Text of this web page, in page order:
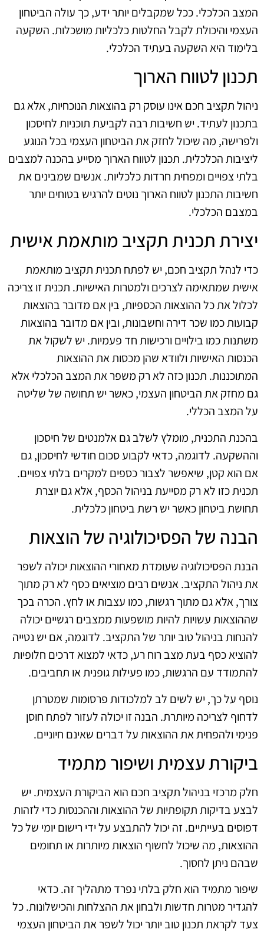
המצב הכלכלי. ככל שמקבלים יותר ידע, כך עולה הביטחון
העצמי והיכולת לקבל החלטות כלכליות מושכלות. השקעה
בלימוד היא השקעה בעתיד הכלכלי.
תכנון לטווח הארוך
ניהול תקציב חכם אינו עוסק רק בהוצאות הנוכחיות, אלא גם
בתכנון לעתיד. יש חשיבות רבה לקביעת תוכניות לחיסכון
ולפרישה, מה שיכול לחזק את הביטחון העצמי בכל הנוגע
ליציבות הכלכלית. תכנון לטווח הארוך מסייע בהכנה למצבים
בלתי צפויים ומפחית חרדות כלכליות. אנשים שמבינים את
חשיבות התכנון לטווח הארוך נוטים להרגיש בטוחים יותר
במצבם הכלכלי.
יצירת תכנית תקציב מותאמת אישית
כדי לנהל תקציב חכם, יש לפתח תכנית תקציב מותאמת
אישית שמתאימה לצרכים ולמטרות האישיות. תכנית זו צריכה
לכלול את כל ההוצאות הכספיות, בין אם מדובר בהוצאות
קבועות כמו שכר דירה וחשבונות, ובין אם מדובר בהוצאות
משתנות כמו בילויים ורכישות חד פעמיות. יש לשקול את
הכנסות האישיות ולוודא שהן מכסות את ההוצאות
המתוכננות. תכנון כזה לא רק משפר את המצב הכלכלי אלא
גם מחזק את הביטחון העצמי, כאשר יש תחושה של שליטה
על המצב הכללי.
בהכנת התכנית, מומלץ לשלב גם אלמנטים של חיסכון
וההשקעה. לדוגמה, כדאי לקבוע סכום חודשי לחיסכון, גם
אם הוא קטן, שיאפשר לצבור כספים למקרים בלתי צפויים.
תכנית כזו לא רק מסייעת בניהול הכסף, אלא גם יוצרת
תחושת ביטחון כאשר יש רשת ביטחון כלכלית.
הבנה של הפסיכולוגיה של הוצאות
הבנת הפסיכולוגיה שעומדת מאחורי ההוצאות יכולה לשפר
את ניהול התקציב. אנשים רבים מוציאים כסף לא רק מתוך
צורך, אלא גם מתוך רגשות, כמו עצבות או לחץ. הכרה בכך
שההוצאות עשויות להיות מושפעות ממצבים רגשיים יכולה
להנחות בניהול טוב יותר של התקציב. לדוגמה, אם יש נטייה
להוציא כסף בעת מצב רוח רע, כדאי למצוא דרכים חלופיות
להתמודד עם הרגשות, כמו פעילות גופנית או תחביבים.
נוסף על כך, יש לשים לב למלכודות פרסומות שמטרתן
לדחוף לצריכה מיותרת. הבנה זו יכולה לעזור לפתח חוסן
פנימי ולהפחית את ההוצאות על דברים שאינם חיוניים.
ביקורת עצמית ושיפור מתמיד
חלק מרכזי בניהול תקציב חכם הוא הביקורת העצמית. יש
לבצע בדיקות תקופתיות של ההוצאות וההכנסות כדי לזהות
דפוסים בעייתיים. זה יכול להתבצע על ידי רישום יומי של כל
ההוצאות, מה שיכול לחשוף הוצאות מיותרות או תחומים
שבהם ניתן לחסוך.
שיפור מתמיד הוא חלק בלתי נפרד מתהליך זה. כדאי
להגדיר מטרות חדשות ולבחון את ההצלחות והכישלונות. כל
צעד לקראת תכנון טוב יותר יכול לשפר את הביטחון העצמי